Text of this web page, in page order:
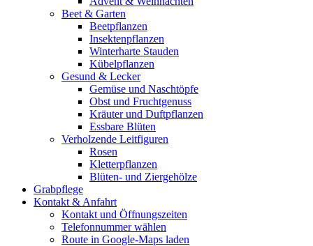
Beet & Garten
Beetpflanzen
Insektenpflanzen
Winterharte Stauden
Kübelpflanzen
Gesund & Lecker
Gemüse und Naschtöpfe
Obst und Fruchtgenuss
Kräuter und Duftpflanzen
Essbare Blüten
Verholzende Leitfiguren
Rosen
Kletterpflanzen
Blüten- und Ziergehölze
Grabpflege
Kontakt & Anfahrt
Kontakt und Öffnungszeiten
Telefonnummer wählen
Route in Google-Maps laden